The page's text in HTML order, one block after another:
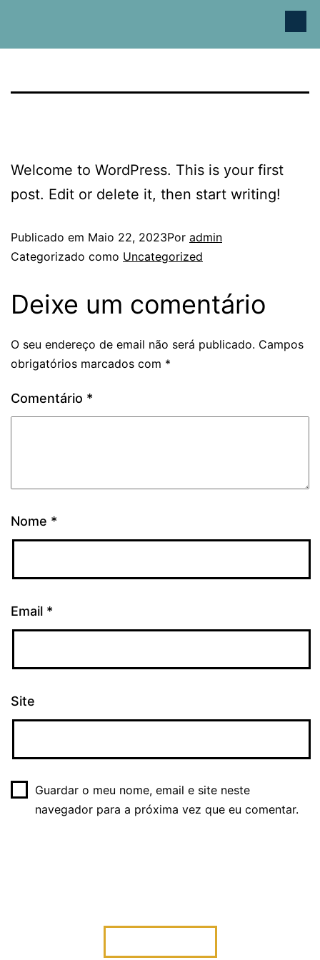
Welcome to WordPress. This is your first
post. Edit or delete it, then start writing!
Publicado em Maio 22, 2023Por admin
Categorizado como Uncategorized
Deixe um comentário
O seu endereço de email não será publicado. Campos
obrigatórios marcados com *
Comentário *
Nome *
Email *
Site
Guardar o meu nome, email e site neste
navegador para a próxima vez que eu comentar.